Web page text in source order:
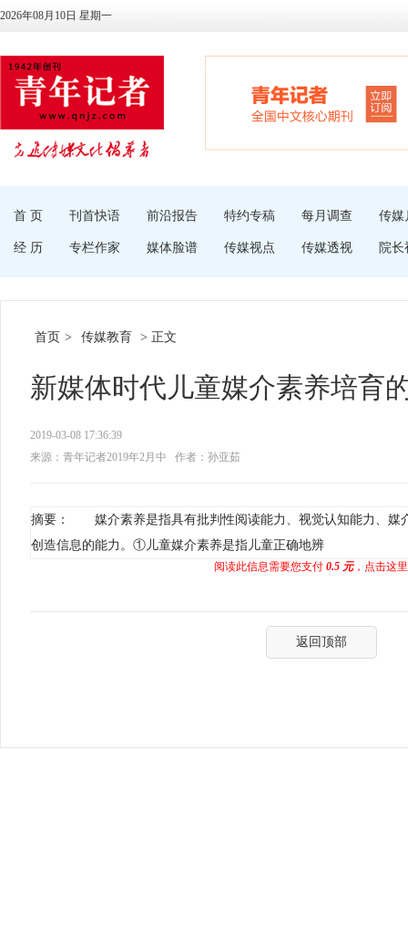
2026年08月10日 星期一
首 页 刊首快语 前沿报告 特约专稿 每月调查 传媒
经 历 专栏作家 媒体脸谱 传媒视点 传媒透视 院长
首页 > 传媒教育 > 正文
新媒体时代儿童媒介素养培育
2019-03-08 17:36:39
来源：青年记者2019年2月中
作者：孙亚茹
摘要： 媒介素养是指具有批判性阅读能力、视觉认知能力、媒
创造信息的能力。①儿童媒介素养是指儿童正确地辨
阅读此信息需要您支付 0.5 元，点击这
返回顶部